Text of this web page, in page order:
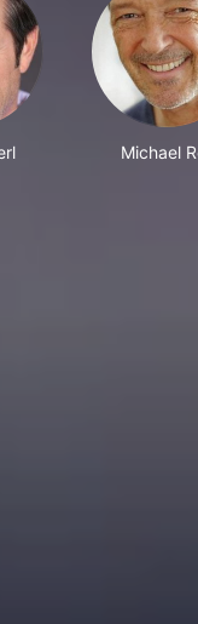
Michael